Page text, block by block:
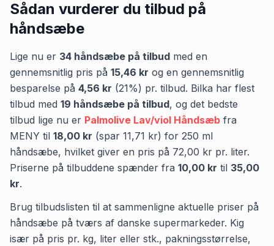
Sådan vurderer du tilbud på
håndsæbe
Lige nu er 34 håndsæbe på tilbud med en
gennemsnitlig pris på 15,46 kr og en gennemsnitlig
besparelse på 4,56 kr (21%) pr. tilbud. Bilka har flest
tilbud med 19 håndsæbe på tilbud, og det bedste
tilbud lige nu er Palmolive Lav/viol Håndsæb fra
MENY til 18,00 kr (spar 11,71 kr) for 250 ml
håndsæbe, hvilket giver en pris på 72,00 kr pr. liter.
Priserne på tilbuddene spænder fra 10,00 kr til 35,00
kr.
Brug tilbudslisten til at sammenligne aktuelle priser på
håndsæbe på tværs af danske supermarkeder. Kig
især på pris pr. kg, liter eller stk., pakningsstørrelse,